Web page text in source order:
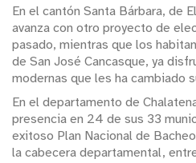
En el cantón Santa Bárbara, de
avanza con otro proyecto de
pasado, mientras que los
de San José Cancasque, ya
modernas que les ha cambiado
En el departamento de
presencia en 24 de sus 33
exitoso Plan Nacional de
la cabecera departamental,